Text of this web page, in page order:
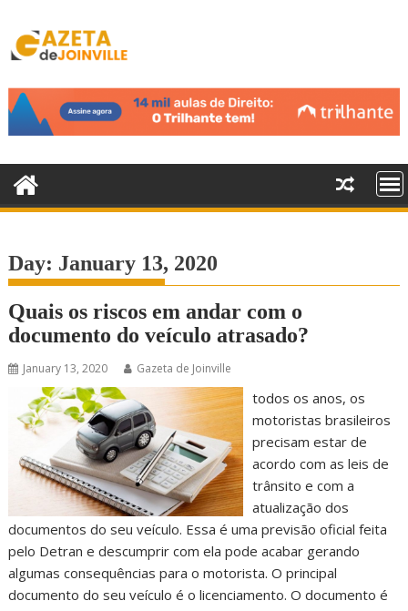
o
t
Day: January 13, 2020
Quais os riscos em andar com o
documento do veículo atrasado?
January 13, 2020 Gazeta de Joinville
todos os anos, os
motoristas brasileiros
precisam estar de
acordo com as leis de
trânsito e com a
atualização dos
documentos do seu veículo. Essa é uma previsão oficial feita
pelo Detran e descumprir com ela pode acabar gerando
algumas consequências para o motorista. O principal
documento do seu veículo é o licenciamento. O documento é